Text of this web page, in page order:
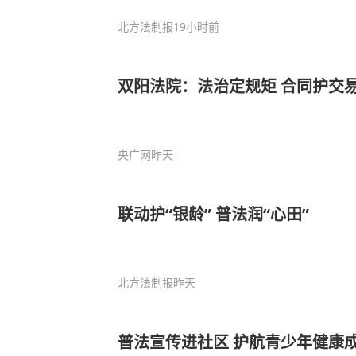
北方法制报19小时前
双阳法院：法治定规矩 合同护交
央广网昨天
联动护“银龄” 普法润“心田”
北方法制报昨天
普法宣传进社区 护航青少年健康